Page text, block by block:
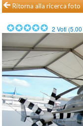
Ritorna alla ricerca foto
2 Voti (5.00